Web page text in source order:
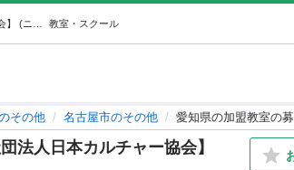
教室・スクール
その他 名古屋市のその他 愛知県の加盟教室の
法人日本カルチャー協会】